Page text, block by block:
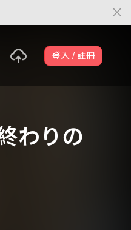
登入 / 註冊
わりの